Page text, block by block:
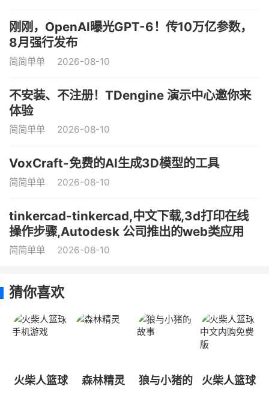
刚刚，OpenAI曝光GPT-6！传10万亿参数，
8月强行发布
简简单单 2026-08-10
不安装、不注册！TDengine 演示中心邀你来
体验
简简单单 2026-08-10
VoxCraft-免费的AI生成3D模型的工具
简简单单 2026-08-10
tinkercad-tinkercad,中文下载,3d打印在线
操作步骤,Autodesk 公司推出的web类应用
简简单单 2026-08-10
猜你喜欢
火柴人篮球
森林精灵
狼与小猪的
火柴人篮球